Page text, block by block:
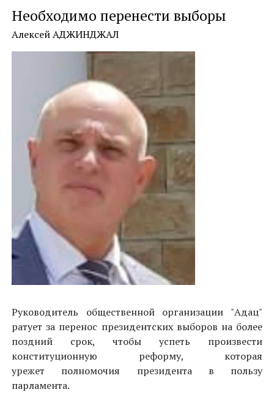
Необходимо перенести выборы
Алексей АДЖИНДЖАЛ
Руководитель общественной организации "Адац"
ратует за перенос президентских выборов на более
поздний срок, чтобы успеть произвести
конституционную реформу, которая
урежет полномочия президента в пользу
парламента.